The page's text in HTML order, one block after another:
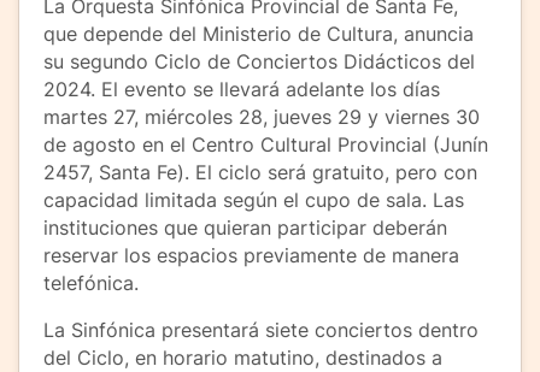
La Orquesta Sinfónica Provincial de Santa Fe,
que depende del Ministerio de Cultura, anuncia
su segundo Ciclo de Conciertos Didácticos del
2024. El evento se llevará adelante los días
martes 27, miércoles 28, jueves 29 y viernes 30
de agosto en el Centro Cultural Provincial (Junín
2457, Santa Fe). El ciclo será gratuito, pero con
capacidad limitada según el cupo de sala. Las
instituciones que quieran participar deberán
reservar los espacios previamente de manera
telefónica.
La Sinfónica presentará siete conciertos dentro
del Ciclo, en horario matutino, destinados a